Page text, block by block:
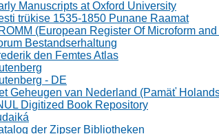
Manuscripts at Oxford University
trükise 1535-1850 Punane Raamat
(European Register Of Microform
Bestandserhaltung
den Femtes Atlas
- DE
Geheugen van Nederland (Pamäť
Digitized Book Repository
der Zipser Bibliotheken